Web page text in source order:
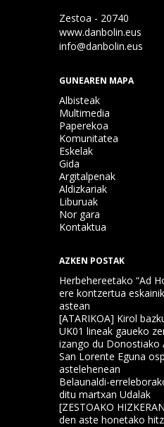
Zestoa - 20740
www.danbolin.eus
info@danbolin.eus
GUNEAREN MAPA
Albisteak
Multimedia
Paperekoa
Komunitatea
Eskelak
Gida
Argitalpenak
Aldizkariak
Liburuak
Nor gara
Kontaktua
AZKEN POSTAK
Herbehereetako “Ad
ere kontzertua
astean
[ATARIKOA] Kirol
UK01 lineak gaueko
izango du Donostiako
San Lorente Eguna
astelehenean
Belaunaldi-
ditu martxan Udalak
[ZESTOAKO
den aste honetako